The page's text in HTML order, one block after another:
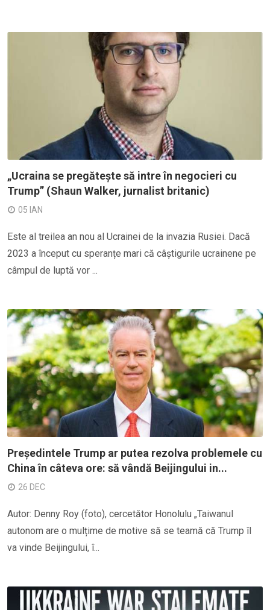
„Ucraina se pregătește să intre în negocieri cu
Trump” (Shaun Walker, jurnalist britanic)
05 IAN
Este al treilea an nou al Ucrainei de la invazia Rusiei. Dacă
2023 a început cu speranțe mari că câștigurile ucrainene pe
câmpul de luptă vor ...
Președintele Trump ar putea rezolva problemele cu
China în câteva ore: să vândă Beijingului in...
26 DEC
Autor: Denny Roy (foto), cercetător Honolulu „Taiwanul
autonom are o mulțime de motive să se teamă că Trump îl
va vinde Beijingului, î...